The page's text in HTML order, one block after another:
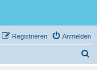
Anmelden
Registrieren